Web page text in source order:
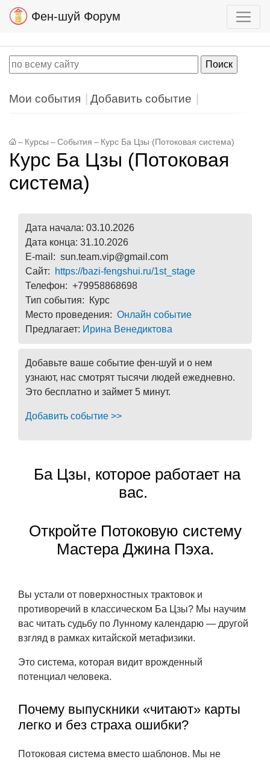
Фен-шуй Форум
Мои события Добавить событие
– Курсы – События – Курс Ба Цзы (Потоковая система)
Курс Ба Цзы (Потоковая
система)
Дата начала: 03.10.2026
Дата конца: 31.10.2026
E-mail: sun.team.vip@gmail.com
Сайт:
https://bazi-fengshui.ru/1st_stage
Телефон: +79958868698
Тип события: Курс
Место проведения: Онлайн событие
Предлагает: Ирина Венедиктова
Добавьте ваше событие фен-шуй и о нем
узнают, нас смотрят тысячи людей ежедневно.
Это бесплатно и займет 5 минут.
Добавить событие >>
Ба Цзы, которое работает на
вас.
Откройте Потоковую систему
Мастера Джина Пэха.
Вы устали от поверхностных трактовок и
противоречий в классическом Ба Цзы? Мы научим
вас читать судьбу по Лунному календарю — другой
взгляд в рамках китайской метафизики.
Это система, которая видит врожденный
потенциал человека.
Почему выпускники «читают» карты
легко и без страха ошибки?
Потоковая система вместо шаблонов. Мы не